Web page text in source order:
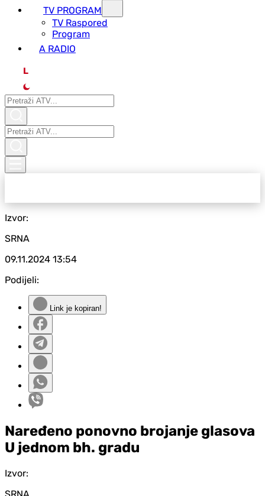
TV PROGRAM
ТV Raspored
Program
A RADIO
L
Izvor:
SRNA
09.11.2024 13:54
Podijeli:
Link je kopiran!
Naređeno ponovno brojanje glasova
U jednom bh. gradu
Izvor: